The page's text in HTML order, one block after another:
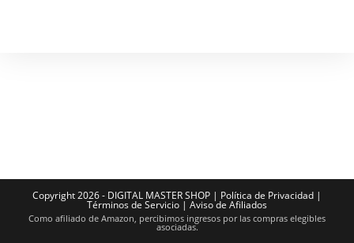
Copyright 2026 - DIGITAL MASTER SHOP | Política de Privacidad |
Términos de Servicio | Aviso de Afiliados
Como afiliado de Amazon, percibimos ingresos por las compras elegibles
asociadas.